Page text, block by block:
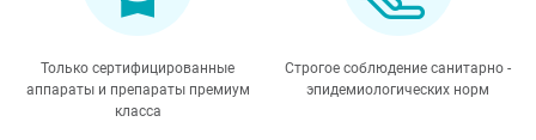
Только сертифицированные
аппараты и препараты премиум
класса
Строгое соблюдение санитарно -
эпидемиологических норм